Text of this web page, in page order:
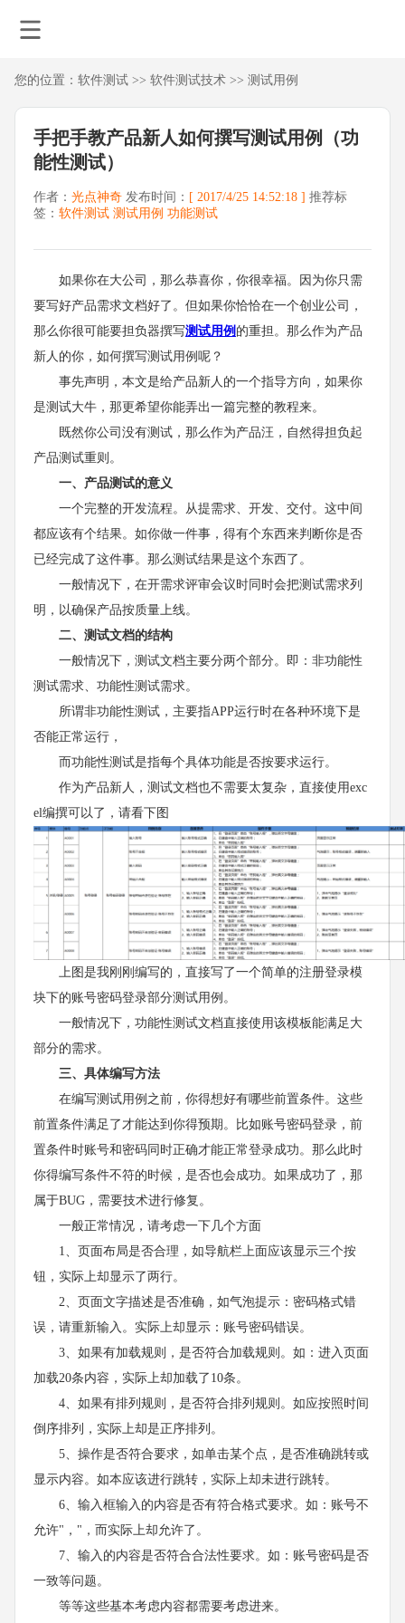
您的位置： 软件测试 >> 软件测试技术 >> 测试用例
手把手教产品新人如何撰写测试用例（功
能性测试）
作者： 光点神奇 发布时间： [ 2017/4/25 14:52:18 ] 推荐标
签： 软件测试 测试用例 功能测试
如果你在大公司，那么恭喜你，你很幸福。因为你只需
要写好产品需求文档好了。但如果你恰恰在一个创业公司，
那么你很可能要担负器撰写测试用例 的重担。那么作为产品
新人的你，如何撰写测试用例呢？
事先声明，本文是给产品新人的一个指导方向，如果你
是测试大牛，那更希望你能弄出一篇完整的教程来。
既然你公司没有测试，那么作为产品汪，自然得担负起
产品测试重则。
一、产品测试的意义
一个完整的开发流程。从提需求、开发、交付。这中间
都应该有个结果。如你做一件事，得有个东西来判断你是否
已经完成了这件事。那么测试结果是这个东西了。
一般情况下，在开需求评审会议时同时会把测试需求列
明，以确保产品按质量上线。
二、测试文档的结构
一般情况下，测试文档主要分两个部分。即：非功能性
测试需求、功能性测试需求。
所谓非功能性测试，主要指APP运行时在各种环境下是
否能正常运行，
而功能性测试是指每个具体功能是否按要求运行。
作为产品新人，测试文档也不需要太复杂，直接使用exc
el编撰可以了，请看下图
上图是我刚刚编写的，直接写了一个简单的注册登录模
块下的账号密码登录部分测试用例。
一般情况下，功能性测试文档直接使用该模板能满足大
部分的需求。
三、具体编写方法
在编写测试用例之前，你得想好有哪些前置条件。这些
前置条件满足了才能达到你得预期。比如账号密码登录，前
置条件时账号和密码同时正确才能正常登录成功。那么此时
你得编写条件不符的时候，是否也会成功。如果成功了，那
属于BUG，需要技术进行修复。
一般正常情况，请考虑一下几个方面
1、页面布局是否合理，如导航栏上面应该显示三个按
钮，实际上却显示了两行。
2、页面文字描述是否准确，如气泡提示：密码格式错
误，请重新输入。实际上却显示：账号密码错误。
3、如果有加载规则，是否符合加载规则。如：进入页面
加载20条内容，实际上却加载了10条。
4、如果有排列规则，是否符合排列规则。如应按照时间
倒序排列，实际上却是正序排列。
5、操作是否符合要求，如单击某个点，是否准确跳转或
显示内容。如本应该进行跳转，实际上却未进行跳转。
6、输入框输入的内容是否有符合格式要求。如：账号不
允许"，"，而实际上却允许了。
7、输入的内容是否符合合法性要求。如：账号密码是否
一致等问题。
等等这些基本考虑内容都需要考虑进来。